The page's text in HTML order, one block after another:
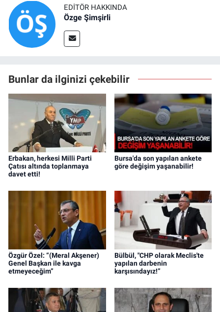
EDITÖR HAKKINDA
Özge Şimşirli
Bunlar da ilginizi çekebilir
Erbakan, herkesi Milli Parti
Çatısı altında toplanmaya
davet etti!
Bursa'da son yapılan ankete
göre değişim yaşanabilir!
Özgür Özel: “(Meral Akşener)
Genel Başkan ile kavga
etmeyeceğim”
Bülbül, "CHP olarak Meclis'te
yapılan darbenin
karşısındayız!”